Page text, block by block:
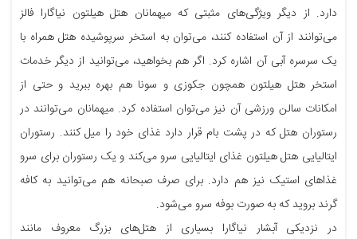
دارد. ‏از دیگر ویژگی‌های مثبتی که میهمانان هتل هیلتون نیاگارا فالز
می‌توانند از آن استفاده کنند، می‌توان به استخر سرپوشیده هتل همراه با
یک سرسره آبی آن اشاره کرد. اگر هم بخواهید، می‌توانید از دیگر خدمات
استخر هتل هیلتون همچون جکوزی و ‏سونا هم بهره ببرید و حتی از
امکانات سالن ورزشی آن نیز می‌توان استفاده کرد. ‏میهمانان می‌توانند در
رستوران هتل که در پشت بام قرار دارد غذای خود را میل کنند. رستوران
ایتالیایی هتل هیلتون غذای ایتالیایی ‏سرو می‌کند و یک رستوران برای سرو
غذاهای استیک نیز هم دارد. برای صرف صبحانه هم می‌توانید به کافه
گرند بروید که به صورت بوفه سرو می‌شود.
در نزدیکی آبشار نیاگارا بسیاری از هتل‌های بزرگ معروف مانند